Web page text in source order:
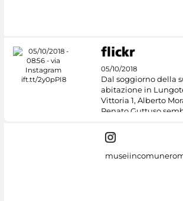
05/10/2018
Dal soggiorno della
abitazione in
Vittoria 1, Alberto
Renato Guttuso